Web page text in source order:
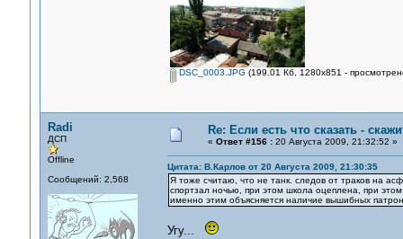
DSC_0003.JPG (199.01 Кб, 1280x851 -
Radi
ДСП
Offline
Сообщений: 2,568
Re: Если есть что сказать -
« Ответ #156 :20 Августа 2009, 21:32:52 »
Цитата: В.Карлов от 20 Августа 2009, 21:30:35
Я тоже считаю, что не танк. следов от траков на
спортзал ночью, при этом школа оцеплена, при
именно этим объясняется наличие вышибных
Угу...